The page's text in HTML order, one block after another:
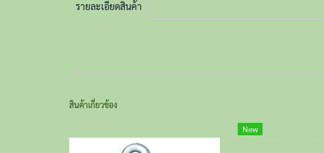
รายละเอียดสินค้า
สินค้าเกี่ยวข้อง
New